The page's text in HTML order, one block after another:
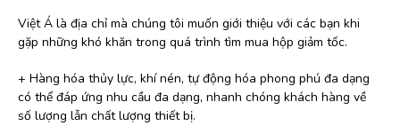
Việt Á là địa chỉ mà chúng tôi muốn giới thiệu với các bạn khi
gặp những khó khăn trong quá trình tìm mua hộp giảm tốc.
+ Hàng hóa thủy lực, khí nén, tự động hóa phong phú đa dạng
có thể đáp ứng nhu cầu đa dạng, nhanh chóng khách hàng về
số lượng lẫn chất lượng thiết bị.